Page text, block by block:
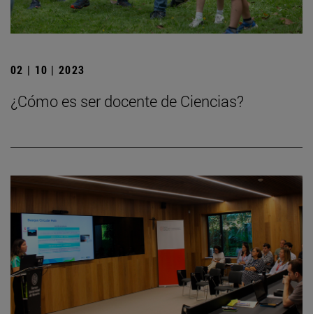
02 | 10 | 2023
¿Cómo es ser docente de Ciencias?